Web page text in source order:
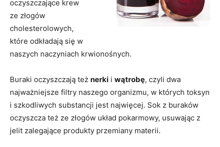
oczyszczające krew
ze złogów
cholesterolowych,
które odkładają się w
naszych naczyniach krwionośnych.
Buraki oczyszczają też nerki i wątrobę, czyli dwa
najważniejsze filtry naszego organizmu, w których toksyn
i szkodliwych substancji jest najwięcej. Sok z buraków
oczyszcza też ze złogów układ pokarmowy, usuwając z
jelit zalegające produkty przemiany materii.